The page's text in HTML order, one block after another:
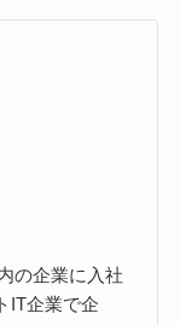
の企業に入社
IT企業で企